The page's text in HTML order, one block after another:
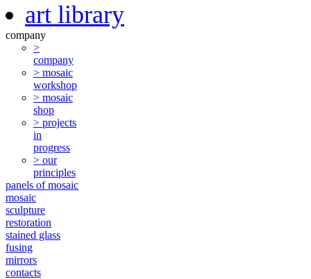
art library
company
>
company
> mosaic
workshop
> mosaic
shop
> projects
in
progress
> our
principles
panels of mosaic
mosaic
sculpture
restoration
stained glass
fusing
mirrors
contacts